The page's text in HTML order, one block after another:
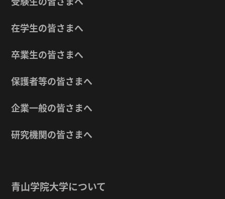
在学生の皆さまへ
卒業生の皆さまへ
保護者等の皆さまへ
企業一般の皆さまへ
研究機関の皆さまへ
青山学院大学について